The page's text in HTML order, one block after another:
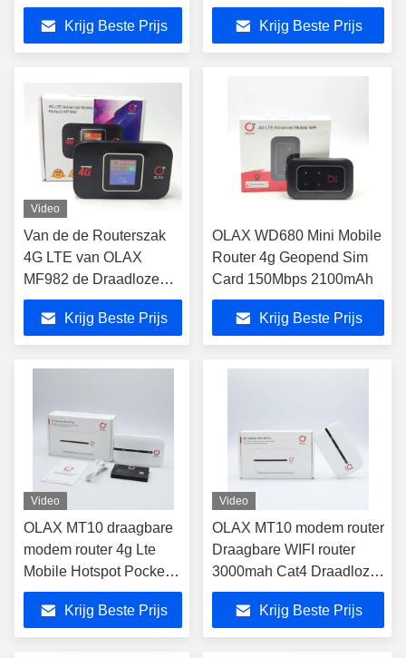
Modem
Krijg Beste Prijs
Krijg Beste Prijs
Video
Van de de Routerszak
4G LTE van OLAX
MF982 de Draadloze
Wifi Zak Wifi Mobiele
150MbpsKrijg Beste Prijs
OLAX WD680 Mini Mobile
Router 4g Geopend Sim
Card 150Mbps 2100mAh
Krijg Beste Prijs
Video
OLAX MT10 draagbare
modem router 4g Lte
Mobile Hotspot Pocket
Wifi Met Simkaart Slot
4g Wifi Router
Krijg Beste Prijs
Video
OLAX MT10 modem router
Draagbare WIFI router
3000mah Cat4 Draadloze
Hotspot 4G LTE wifi
Mobiele routerKrijg Beste Prijs